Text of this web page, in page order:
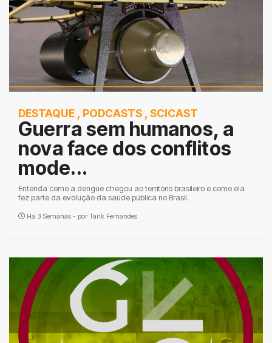
DESTAQUE , PODCASTS , SCICAST
Guerra sem humanos, a
nova face dos conflitos
mode...
Entenda como a dengue chegou ao território brasileiro e como ela
fez parte da evolução da saúde pública no Brasil.
Há 3 Semanas - por Tarik Fernandes